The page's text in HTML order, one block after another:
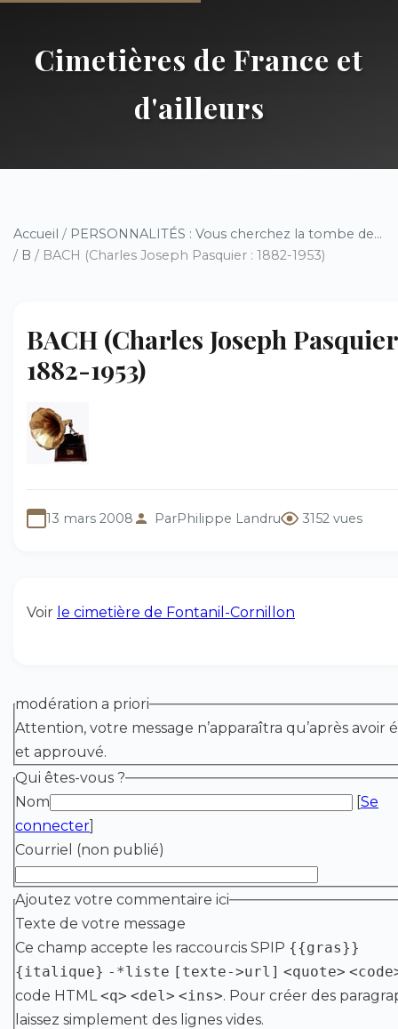
Cimetières de France et
d'ailleurs
Accueil / PERSONNALITÉS : Vous cherchez la tombe de...
/ B / BACH (Charles Joseph Pasquier : 1882-1953)
BACH (Charles Joseph
1882-1953)
13 mars 2008 ParPhilippe Landru 3152 vues
Voir le cimetière de Fontanil-Cornillon
modération a priori
Attention, votre message n’apparaîtra qu’après avoir
et approuvé.
Qui êtes-vous ?
Nom
[Se
connecter]
Courriel (non publié)
Ajoutez votre commentaire ici
Texte de votre message
Ce champ accepte les raccourcis SPIP {{gras}}
{italique} -*liste [texte->url] <quote>
code HTML<q> <del> <ins>. Pour créer des
laissez simplement des lignes vides.